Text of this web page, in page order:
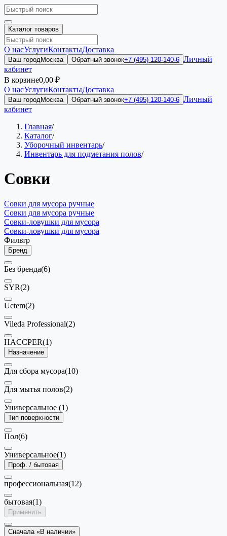
Каталог товаров
О насУслугиКонтактыДоставка
Ваш городМосква Обратный звонок+7 (495) 120-140-6 Личный
кабинет
В корзине0,00 ₽
О насУслугиКонтактыДоставка
Ваш городМосква Обратный звонок+7 (495) 120-140-6 Личный
кабинет
Главная/
Каталог/
Уборочный инвентарь/
Инвентарь для подметания полов/
Совки
Совки для мусора ручные
Совки для мусора ручные
Совки-ловушки для мусора
Совки-ловушки для мусора
Фильтр
Бренд
Без бренда(6)
SYR(2)
Uctem(2)
Vileda Professional(2)
HACCPER(1)
Назначение
Для сбора мусора(10)
Для мытья полов(2)
Универсальное (1)
Тип поверхности
Пол(6)
Универсальное(1)
Проф. / бытовая
профессиональная(12)
бытовая(1)
Применить
Сначала «В наличии»